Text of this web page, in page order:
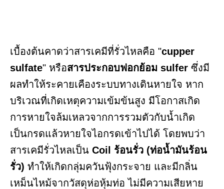
เบื้องต้นคาดว่าสารเคมีที่รั่วไหลคือ "cupper
sulfate" หรือสารประกอบฟอกย้อม sulfer ซึ่งมี
ผลทำให้ระคายเคืองระบบทางเดินหายใจ หาก
บริเวณที่เกิดเหตุความเข้มข้นสูง มีโอกาสเกิด
การหายใจล้มเหลวจากการรวมตัวกับน้ำเกิด
เป็นกรดแล้วหายใจไอกรดเข้าไปได้ โดยพบว่า
สารเคมีรั่วไหลเป็น Coil ร้อนรั่ว (ท่อน้ำมันร้อน
รั่ว) ทำให้เกิดกลุ่มควันฟุ้งกระจาย และมีกลิ่น
เหม็นไหม้จากวัสดุห่อหุ้มท่อ ไม่มีความเสียหาย